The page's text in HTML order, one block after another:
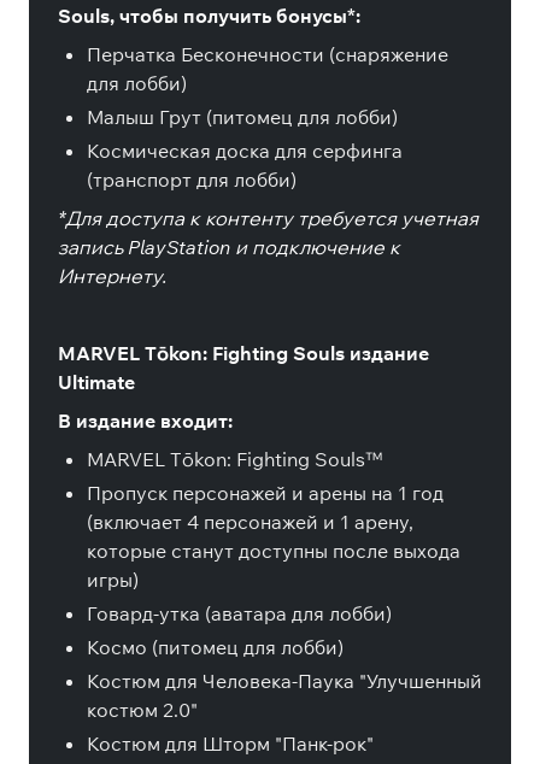
Souls, чтобы получить бонусы*:
Перчатка Бесконечности (снаряжение
для лобби)
Малыш Грут (питомец для лобби)
Космическая доска для серфинга
(транспорт для лобби)
*Для доступа к контенту требуется учетная
запись PlayStation и подключение к
Интернету.
MARVEL Tōkon: Fighting Souls издание
Ultimate
В издание входит:
MARVEL Tōkon: Fighting Souls™
Пропуск персонажей и арены на 1 год
(включает 4 персонажей и 1 арену,
которые станут доступны после выхода
игры)
Говард-утка (аватара для лобби)
Космо (питомец для лобби)
Костюм для Человека-Паука "Улучшенный
костюм 2.0"
Костюм для Шторм "Панк-рок"